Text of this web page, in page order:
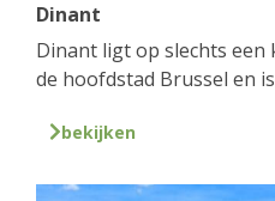
Dinant
Dinant ligt op slechts
de hoofdstad Brussel en is
bekijken